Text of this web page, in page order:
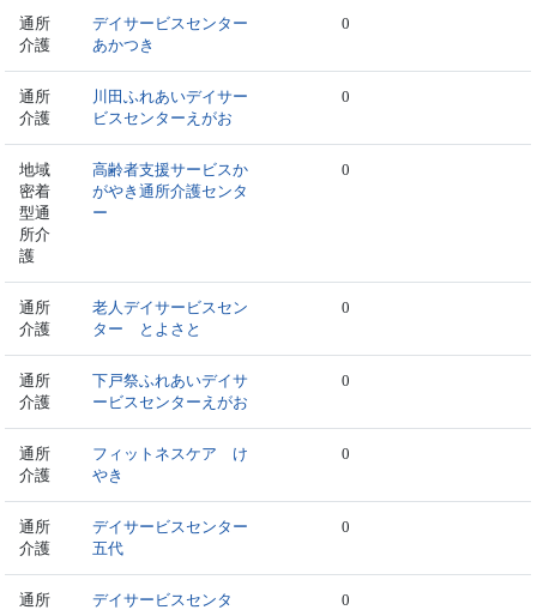
通所
介護
デイサービスセンター
あかつき
0
通所
介護
川田ふれあいデイサー
ビスセンターえがお
0
地域
密着
型通
所介
護
高齢者支援サービスか
がやき通所介護センタ
ー
0
通所
介護
老人デイサービスセン
ター とよさと
0
通所
介護
下戸祭ふれあいデイサ
ービスセンターえがお
0
通所
介護
フィットネスケア け
やき
0
通所
介護
デイサービスセンター
五代
0
通所
デイサービスセンタ
0